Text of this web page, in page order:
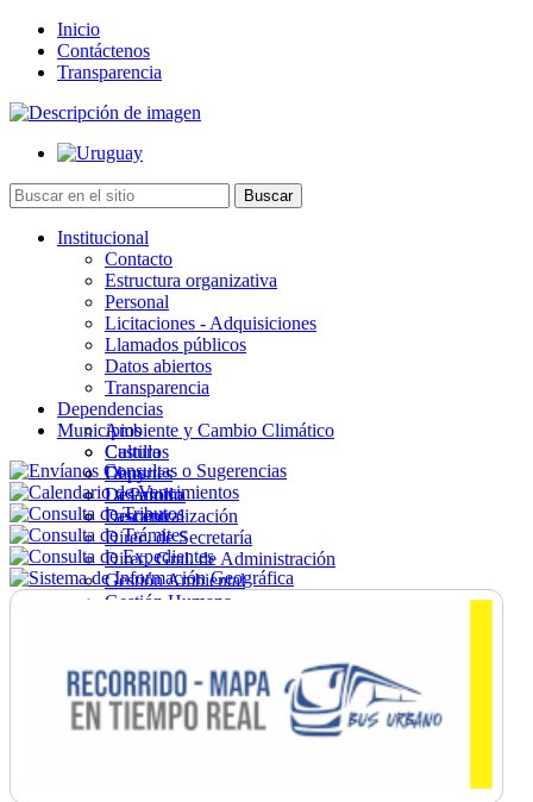
Inicio
Contáctenos
Transparencia
Institucional
Contacto
Estructura organizativa
Personal
Licitaciones - Adquisiciones
Llamados públicos
Datos abiertos
Transparencia
Dependencias
Ambiente y Cambio Climático
Cultura
Deportes
Desarrollo
Descentralización
Direc. de Secretaría
Direc. Gral. de Administración
Gestión Ambiental
Gestión Humana
Ordenamiento
Promoción Social
Salud
Secretaría General
Municipios
Castillos
Chuy
La Paloma
Lascano